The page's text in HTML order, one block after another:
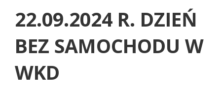
22.09.2024 R. DZIEŃ
BEZ SAMOCHODU W
WKD